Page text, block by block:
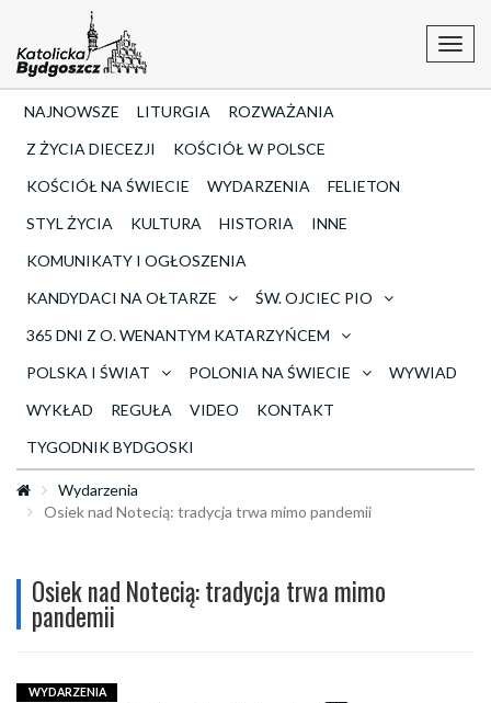
NAJNOWSZE LITURGIA
ROZWAŻANIA
Z ŻYCIA DIECEZJI
KOŚCIÓŁ W POLSCE
KOŚCIÓŁ NA ŚWIECIE
WYDARZENIA
FELIETON
STYL ŻYCIA
KULTURA HISTORIA
INNE
KOMUNIKATY I OGŁOSZENIA
KANDYDACI NA OŁTARZE
ŚW. OJCIEC PIO
365 DNI Z O. WENANTYM KATARZYŃCEM
POLSKA I ŚWIAT
POLONIA NA ŚWIECIE
WYWIAD
WYKŁAD
REGUŁA VIDEO
KONTAKT
TYGODNIK BYDGOSKI
Wydarzenia
Osiek nad Notecią: tradycja trwa mimo pandemii
Osiek nad Notecią: tradycja trwa mimo
pandemii
WYDARZENIA